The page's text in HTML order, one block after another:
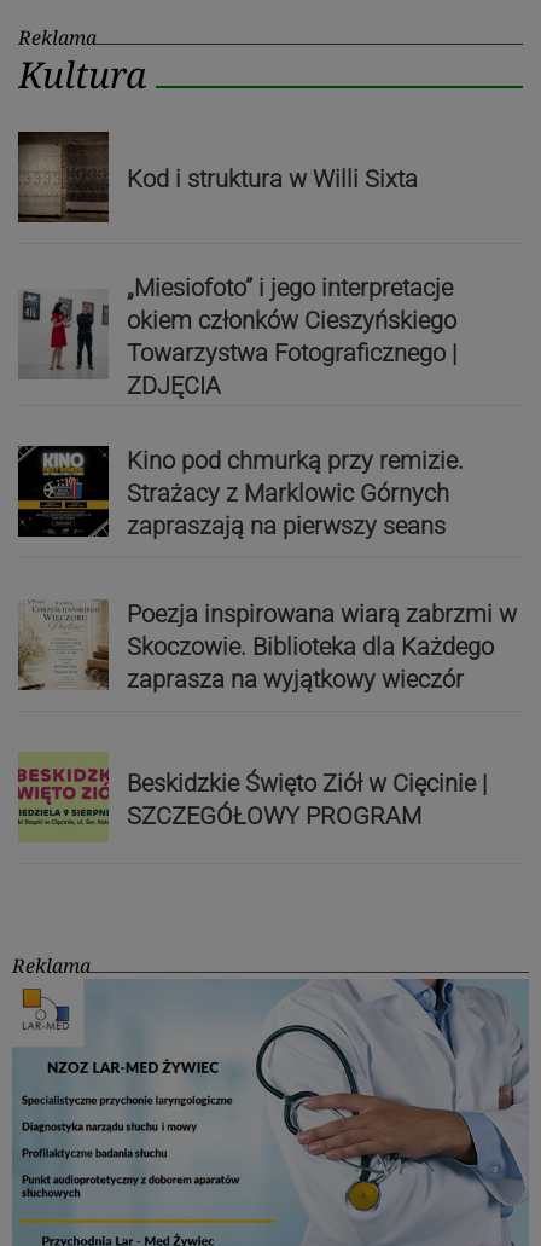
Reklama
Kultura
Kod i struktura w Willi Sixta
„Miesiofoto” i jego interpretacje
okiem członków Cieszyńskiego
Towarzystwa Fotograficznego |
ZDJĘCIA
Kino pod chmurką przy remizie.
Strażacy z Marklowic Górnych
zapraszają na pierwszy seans
Poezja inspirowana wiarą zabrzmi w
Skoczowie. Biblioteka dla Każdego
zaprasza na wyjątkowy wieczór
Beskidzkie Święto Ziół w Cięcinie |
SZCZEGÓŁOWY PROGRAM
Reklama